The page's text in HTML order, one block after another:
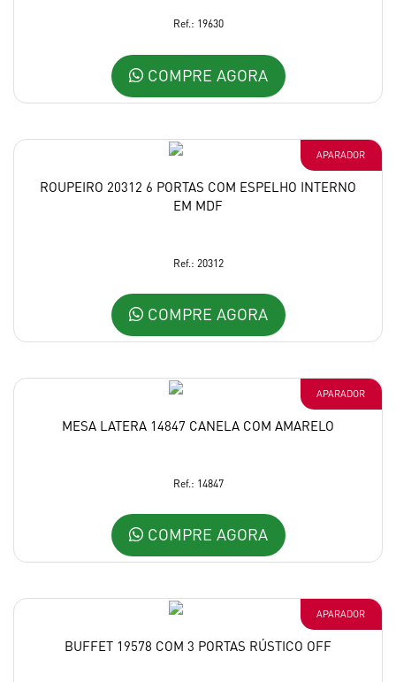
Ref.: 19630
COMPRE AGORA
APARADOR
ROUPEIRO 20312 6 PORTAS COM ESPELHO INTERNO
EM MDF
Ref.: 20312
COMPRE AGORA
APARADOR
MESA LATERA 14847 CANELA COM AMARELO
Ref.: 14847
COMPRE AGORA
APARADOR
BUFFET 19578 COM 3 PORTAS RÚSTICO OFF